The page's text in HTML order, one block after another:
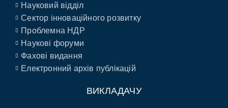
Науковий відділ
Сектор інноваційного розвитку
Проблемна НДР
Наукові форуми
Фахові видання
Електронний архів публікацій
ВИКЛАДАЧУ